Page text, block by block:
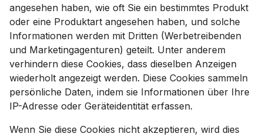
angesehen haben, wie oft Sie ein bestimmtes Produkt
oder eine Produktart angesehen haben, und solche
Informationen werden mit Dritten (Werbetreibenden
und Marketingagenturen) geteilt. Unter anderem
verhindern diese Cookies, dass dieselben Anzeigen
wiederholt angezeigt werden. Diese Cookies sammeln
persönliche Daten, indem sie Informationen über Ihre
IP-Adresse oder Geräteidentität erfassen.
Wenn Sie diese Cookies nicht akzeptieren, wird dies